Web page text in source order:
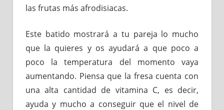
las frutas más afrodisiacas.
Este batido mostrará a tu pareja lo mucho
que la quieres y os ayudará a que poco a
poco la temperatura del momento vaya
aumentando. Piensa que la fresa cuenta con
una alta cantidad de vitamina C, es decir,
ayuda y mucho a conseguir que el nivel de